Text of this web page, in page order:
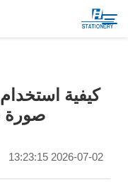
المنتجات
كيفية استخدام
صورة
2026-07-02 13:23:15